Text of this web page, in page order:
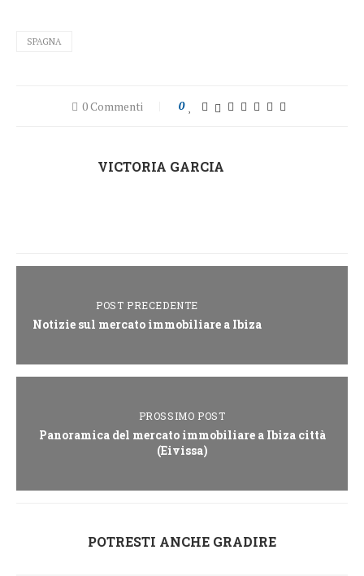
SPAGNA
0 Commenti 0
VICTORIA GARCIA
POST PRECEDENTE
Notizie sul mercato immobiliare a Ibiza
PROSSIMO POST
Panoramica del mercato immobiliare a Ibiza città
(Eivissa)
POTRESTI ANCHE GRADIRE